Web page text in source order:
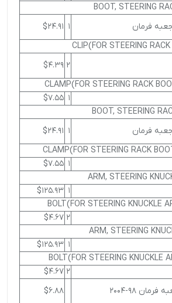
BOOT, STEERING
فرمان 1
$24.91
CLIP(FOR STEERING
2
$4.39
CLAMP(FOR STEERING RACK
1
$7.55
BOOT, STEERING
فرمان 1
$24.91
CLAMP(FOR STEERING RACK
1
$7.55
ARM, STEERING
1
$125.93
BOLT(FOR STEERING KNUCKLE
2
$4.67
ARM, STEERING
1
$125.93
BOLT(FOR STEERING KNUCKLE
2
$4.67
98-2004
$6.88